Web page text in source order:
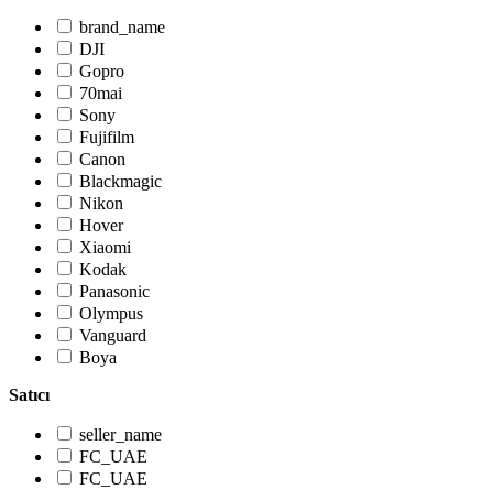
brand_name
DJI
Gopro
70mai
Sony
Fujifilm
Canon
Blackmagic
Nikon
Hover
Xiaomi
Kodak
Panasonic
Olympus
Vanguard
Boya
Satıcı
seller_name
FC_UAE
FC_UAE